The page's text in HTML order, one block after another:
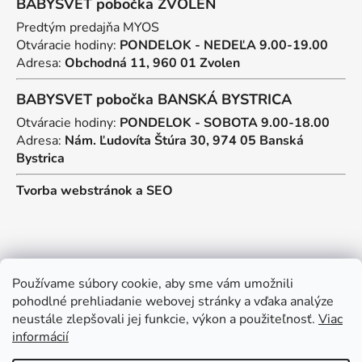
Používame súbory cookie, aby sme vám umožnili
pohodlné prehliadanie webovej stránky a vďaka analýze
neustále zlepšovali jej funkcie, výkon a použiteľnosť. Viac
informácií
BABYSVET pobočka ZVOLEN
Predtým predajňa MYOS
Otváracie hodiny: PONDELOK - NEDEĽA 9.00-19.00
Adresa: Obchodná 11, 960 01 Zvolen
BABYSVET pobočka BANSKÁ BYSTRICA
Otváracie hodiny: PONDELOK - SOBOTA 9.00-18.00
Adresa: Nám. Ľudovíta Štúra 30, 974 05 Banská
Bystrica
Tvorba webstránok a SEO
Kontakt
predajna@myos.sk
+421 902 950 906